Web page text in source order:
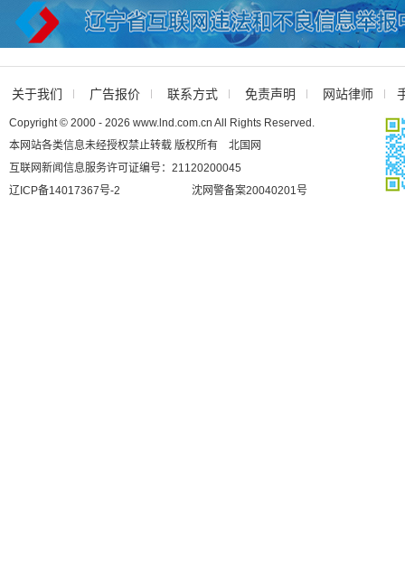
关于我们 广告报价 联系方式 免责声明 网站律师
Copyright © 2000 - 2026 www.lnd.com.cn All Rights Reserved.
本网站各类信息未经授权禁止转载 版权所有 北国网
互联网新闻信息服务许可证编号：21120200045
辽ICP备14017367号-2
沈网警备案20040201号